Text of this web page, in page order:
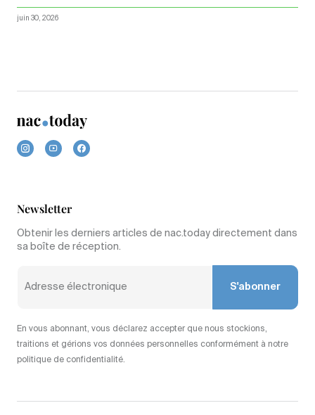
juin 30, 2026
Newsletter
Obtenir les derniers articles de nac.today directement dans
sa boîte de réception.
S'abonner
En vous abonnant, vous déclarez accepter que nous stockions,
traitions et gérions vos données personnelles conformément à notre
politique de confidentialité.